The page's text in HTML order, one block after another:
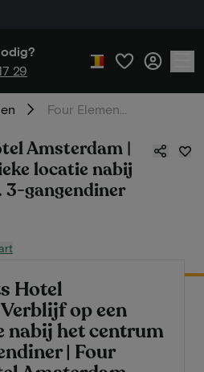
29
Amsterdam |
locatie nabij
gangendiner
Hotel
op een
nabij het centrum
| Four